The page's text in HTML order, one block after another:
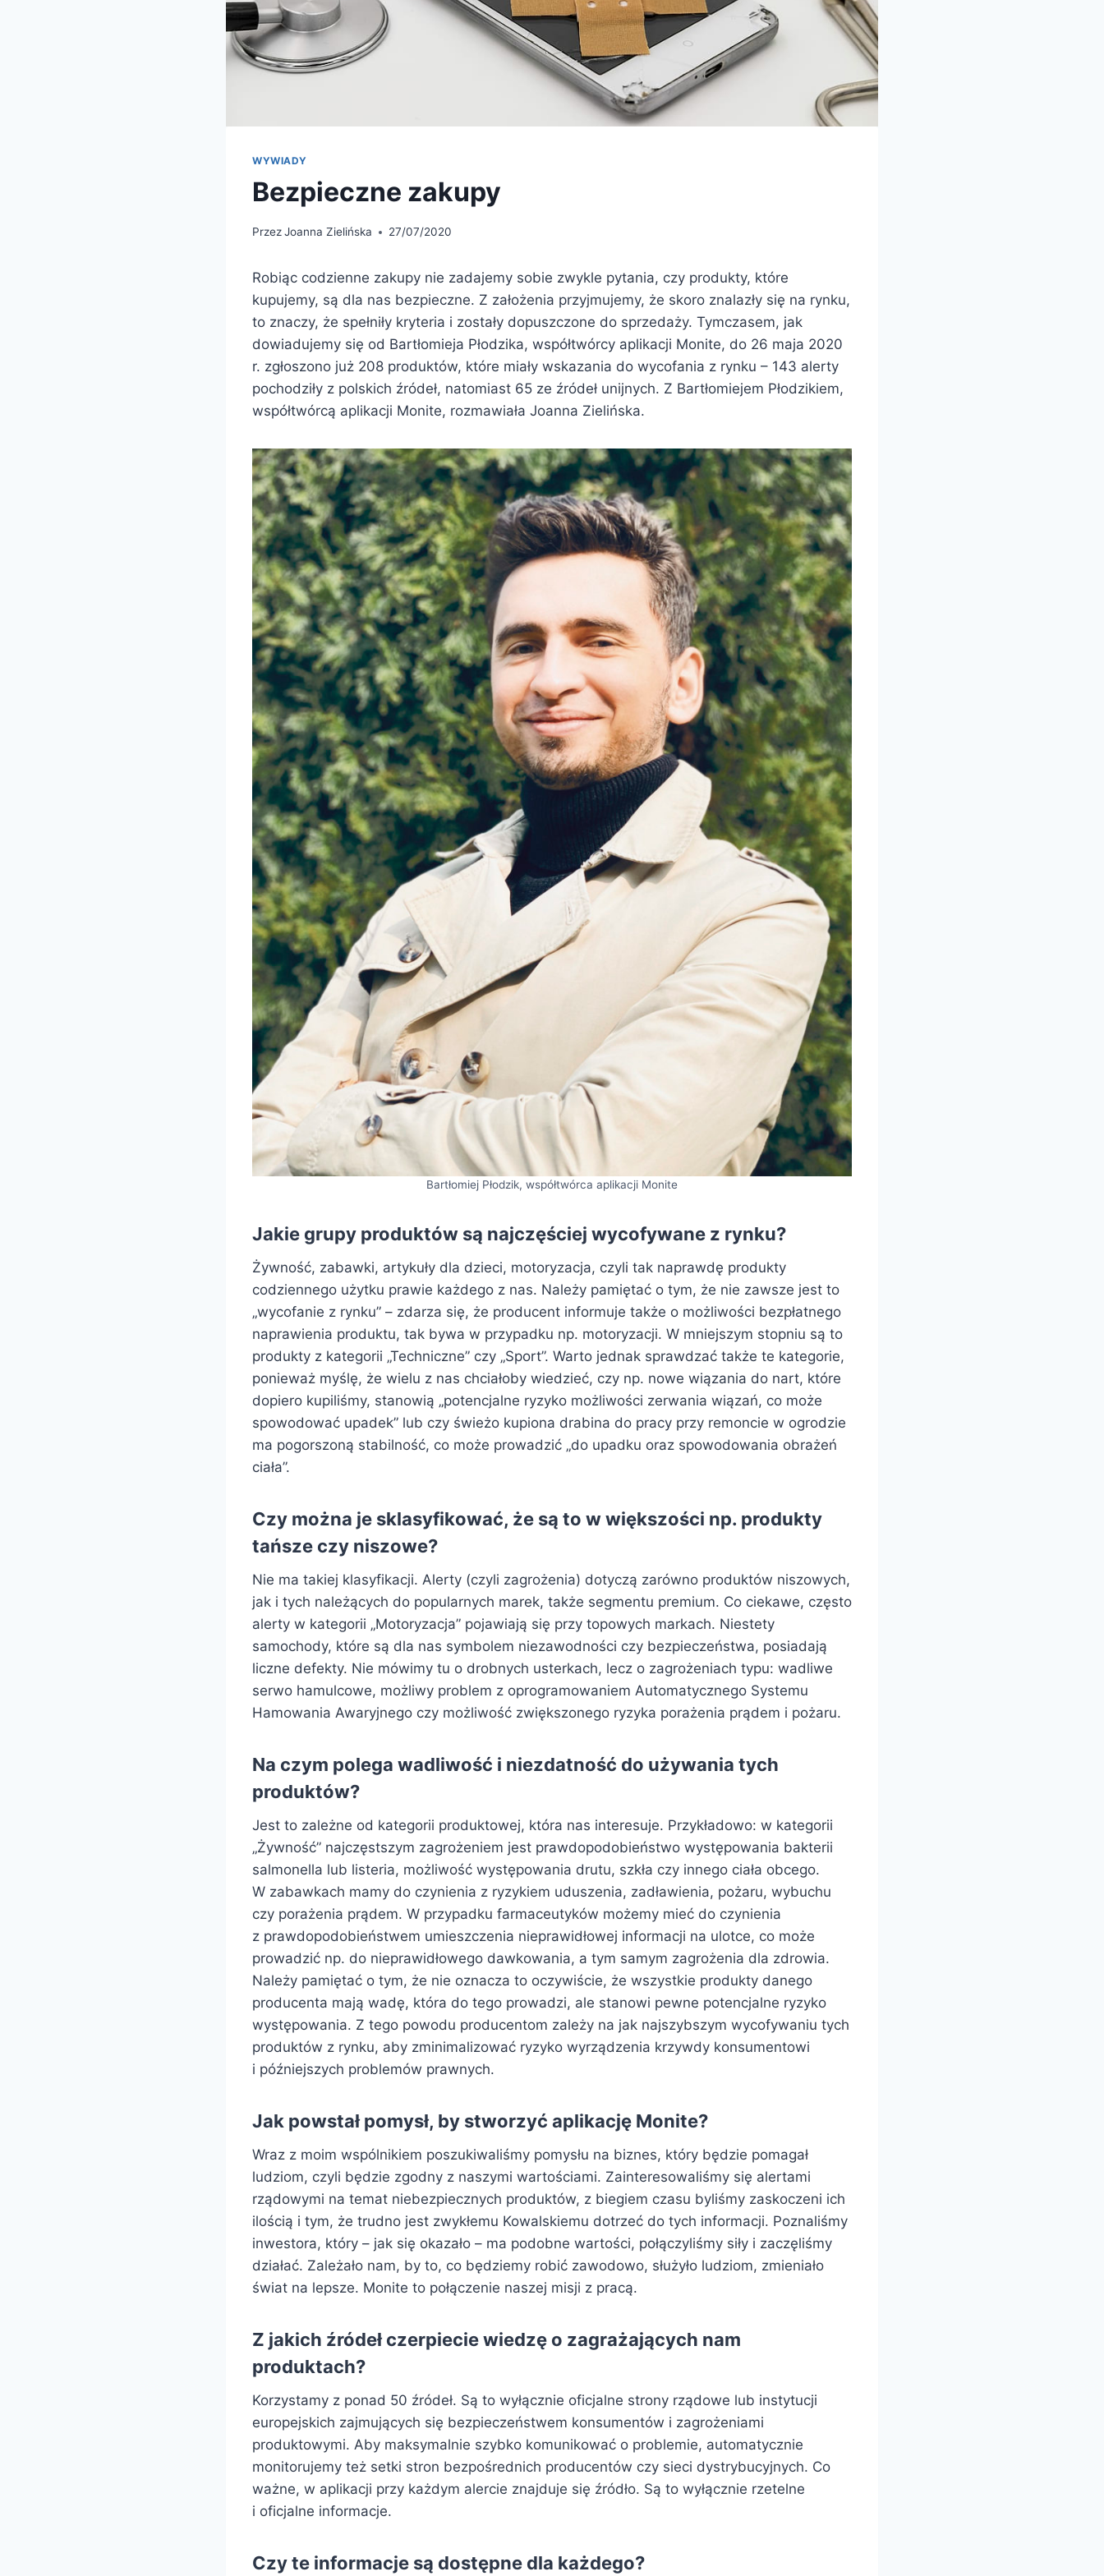
WYWIADY
Bezpieczne zakupy
PrzezJoanna Zielińska 27/07/2020
Robiąc codzienne zakupy nie zadajemy sobie zwykle pytania, czy produkty, które
kupujemy, są dla nas bezpieczne. Z założenia przyjmujemy, że skoro znalazły się na rynku,
to znaczy, że spełniły kryteria i zostały dopuszczone do sprzedaży. Tymczasem, jak
dowiadujemy się od Bartłomieja Płodzika, współtwórcy aplikacji Monite, do 26 maja 2020
r. zgłoszono już 208 produktów, które miały wskazania do wycofania z rynku – 143 alerty
pochodziły z polskich źródeł, natomiast 65 ze źródeł unijnych. Z Bartłomiejem Płodzikiem,
współtwórcą aplikacji Monite, rozmawiała Joanna Zielińska.
Bartłomiej Płodzik, współtwórca aplikacji Monite
Jakie grupy produktów są najczęściej wycofywane z rynku?
Żywność, zabawki, artykuły dla dzieci, motoryzacja, czyli tak naprawdę produkty
codziennego użytku prawie każdego z nas. Należy pamiętać o tym, że nie zawsze jest to
„wycofanie z rynku” – zdarza się, że producent informuje także o możliwości bezpłatnego
naprawienia produktu, tak bywa w przypadku np. motoryzacji. W mniejszym stopniu są to
produkty z kategorii „Techniczne” czy „Sport”. Warto jednak sprawdzać także te kategorie,
ponieważ myślę, że wielu z nas chciałoby wiedzieć, czy np. nowe wiązania do nart, które
dopiero kupiliśmy, stanowią „potencjalne ryzyko możliwości zerwania wiązań, co może
spowodować upadek” lub czy świeżo kupiona drabina do pracy przy remoncie w ogrodzie
ma pogorszoną stabilność, co może prowadzić „do upadku oraz spowodowania obrażeń
ciała”.
Czy można je sklasyfikować, że są to w większości np. produkty
tańsze czy niszowe?
Nie ma takiej klasyfikacji. Alerty (czyli zagrożenia) dotyczą zarówno produktów niszowych,
jak i tych należących do popularnych marek, także segmentu premium. Co ciekawe, często
alerty w kategorii „Motoryzacja” pojawiają się przy topowych markach. Niestety
samochody, które są dla nas symbolem niezawodności czy bezpieczeństwa, posiadają
liczne defekty. Nie mówimy tu o drobnych usterkach, lecz o zagrożeniach typu: wadliwe
serwo hamulcowe, możliwy problem z oprogramowaniem Automatycznego Systemu
Hamowania Awaryjnego czy możliwość zwiększonego ryzyka porażenia prądem i pożaru.
Na czym polega wadliwość i niezdatność do używania tych
produktów?
Jest to zależne od kategorii produktowej, która nas interesuje. Przykładowo: w kategorii
„Żywność” najczęstszym zagrożeniem jest prawdopodobieństwo występowania bakterii
salmonella lub listeria, możliwość występowania drutu, szkła czy innego ciała obcego.
W zabawkach mamy do czynienia z ryzykiem uduszenia, zadławienia, pożaru, wybuchu
czy porażenia prądem. W przypadku farmaceutyków możemy mieć do czynienia
z prawdopodobieństwem umieszczenia nieprawidłowej informacji na ulotce, co może
prowadzić np. do nieprawidłowego dawkowania, a tym samym zagrożenia dla zdrowia.
Należy pamiętać o tym, że nie oznacza to oczywiście, że wszystkie produkty danego
producenta mają wadę, która do tego prowadzi, ale stanowi pewne potencjalne ryzyko
występowania. Z tego powodu producentom zależy na jak najszybszym wycofywaniu tych
produktów z rynku, aby zminimalizować ryzyko wyrządzenia krzywdy konsumentowi
i późniejszych problemów prawnych.
Jak powstał pomysł, by stworzyć aplikację Monite?
Wraz z moim wspólnikiem poszukiwaliśmy pomysłu na biznes, który będzie pomagał
ludziom, czyli będzie zgodny z naszymi wartościami. Zainteresowaliśmy się alertami
rządowymi na temat niebezpiecznych produktów, z biegiem czasu byliśmy zaskoczeni ich
ilością i tym, że trudno jest zwykłemu Kowalskiemu dotrzeć do tych informacji. Poznaliśmy
inwestora, który – jak się okazało – ma podobne wartości, połączyliśmy siły i zaczęliśmy
działać. Zależało nam, by to, co będziemy robić zawodowo, służyło ludziom, zmieniało
świat na lepsze. Monite to połączenie naszej misji z pracą.
Z jakich źródeł czerpiecie wiedzę o zagrażających nam
produktach?
Korzystamy z ponad 50 źródeł. Są to wyłącznie oficjalne strony rządowe lub instytucji
europejskich zajmujących się bezpieczeństwem konsumentów i zagrożeniami
produktowymi. Aby maksymalnie szybko komunikować o problemie, automatycznie
monitorujemy też setki stron bezpośrednich producentów czy sieci dystrybucyjnych. Co
ważne, w aplikacji przy każdym alercie znajduje się źródło. Są to wyłącznie rzetelne
i oficjalne informacje.
Czy te informacje są dostępne dla każdego?